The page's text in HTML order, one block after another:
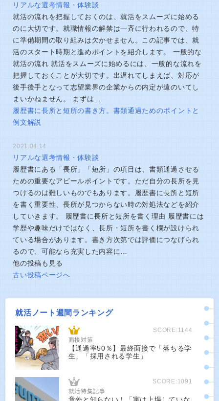
リアルな選考情報・体験談
就活の流れを把握しておくのは、就活をスムーズに始める
のに大切です。就職情報の解禁は一斉に行われるので、特
に準備期間の取り組みは欠かせません。この記事では、就
活のスタート時期と進めポイントを紹介します。 一般的な
就活の流れ 就活をスムーズに始めるには、一般的な流れを
把握しておくことが大切です。出遅れてしまえば、対応が
後手後手となって志望業界の企業からの内定が遠のいてし
まいかねません。 まずは…
履歴書に長所と短所の書き方。書類通過ためのポイントと
例文解説
2021.04.14
リアルな選考情報・体験談
履歴書にある「長所」「短所」の項目は、書類通過させる
ための重要なアピールポイントです。ただ自分の長所を見
つけるのは難しいものでもあります。履歴書に長所と短所
を書く重要性、長所が見つからない時の対処法などを紹介
していきます。 履歴書に長所と短所を書く理由 履歴書には
学歴や趣味だけではなく、長所・短所を書く欄が設けられ
ている場合があります。書き方次第では評価につなげられ
るので、可能なら充実した内容に…
他の投稿も見る
古い投稿ページへ
就活ノート週間ランキング
SCORE:1144
面接対策
【通過率50％】最終面接で「落ちる学
生」「採用される学生」
SCORE:1091
就活特集記事